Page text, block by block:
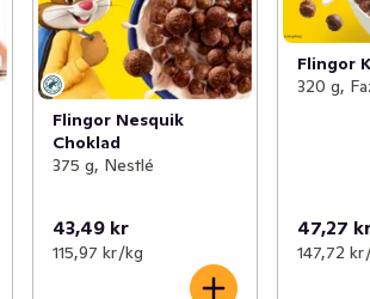
Flingor Nesquik
Choklad
375 g, Nestlé
43,49 kr
115,97 kr /kg
Flingor
320 g,
47,27
147,72 kr